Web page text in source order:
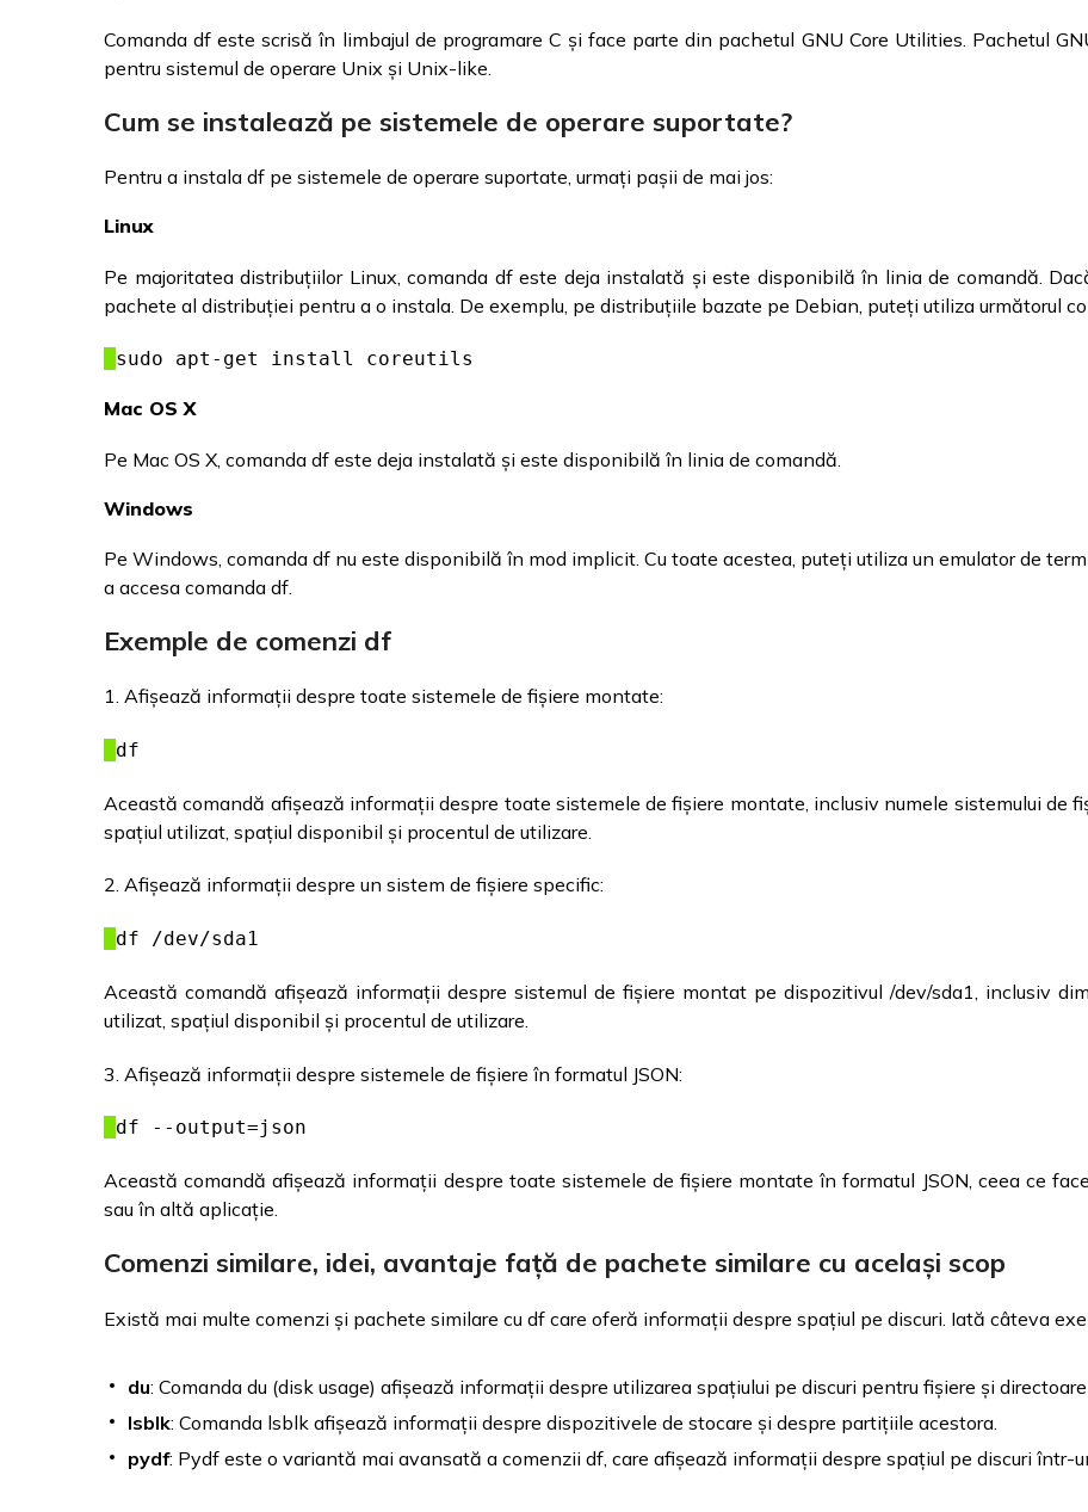
Comanda df este scrisă în limbajul de programare C și face parte din pachetul GNU Core Utilities. Pachetul
pentru sistemul de operare Unix și Unix-like.
Cum se instalează pe sistemele de operare suportate?
Pentru a instala df pe sistemele de operare suportate, urmați pașii de mai jos:
Linux
Pe majoritatea distribuțiilor Linux, comanda df este deja instalată și este disponibilă în linia de comandă.
pachete al distribuției pentru a o instala. De exemplu, pe distribuțiile bazate pe Debian, puteți utiliza următorul
sudo apt-get install coreutils
Mac OS X
Pe Mac OS X, comanda df este deja instalată și este disponibilă în linia de comandă.
Windows
Pe Windows, comanda df nu este disponibilă în mod implicit. Cu toate acestea, puteți utiliza un emulator de
a accesa comanda df.
Exemple de comenzi df
1. Afișează informații despre toate sistemele de fișiere montate:
df
Această comandă afișează informații despre toate sistemele de fișiere montate, inclusiv numele sistemului de
spațiul utilizat, spațiul disponibil și procentul de utilizare.
2. Afișează informații despre un sistem de fișiere specific:
df /dev/sda1
Această comandă afișează informații despre sistemul de fișiere montat pe dispozitivul /dev/sda1, inclusiv
utilizat, spațiul disponibil și procentul de utilizare.
3. Afișează informații despre sistemele de fișiere în formatul JSON:
df --output=json
Această comandă afișează informații despre toate sistemele de fișiere montate în formatul JSON, ceea ce
sau în altă aplicație.
Comenzi similare, idei, avantaje față de pachete similare cu același scop
Există mai multe comenzi și pachete similare cu df care oferă informații despre spațiul pe discuri. Iată câteva
du: Comanda du (disk usage) afișează informații despre utilizarea spațiului pe discuri pentru fișiere și directoare
lsblk: Comanda lsblk afișează informații despre dispozitivele de stocare și despre partițiile acestora.
pydf: Pydf este o variantă mai avansată a comenzii df, care afișează informații despre spațiul pe discuri într-